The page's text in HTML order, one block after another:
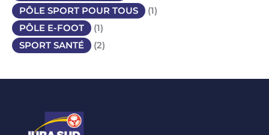
PÔLE SPORT POUR TOUS
(1)
PÔLE E-FOOT
(1)
SPORT SANTÉ
(2)